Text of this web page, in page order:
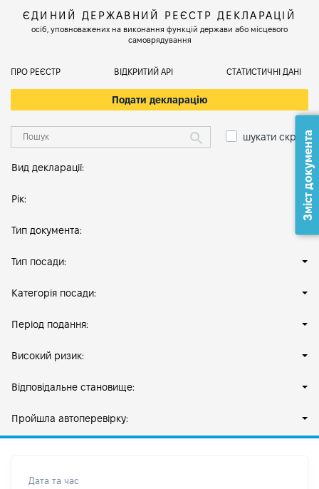
ЄДИНИЙ ДЕРЖАВНИЙ РЕЄСТР ДЕКЛАРАЦІЙ
осіб, уповноважених на виконання функцій держави або місцевого
самоврядування
ПРО РЕЄСТР ВІДКРИТИЙ АРІ СТАТИСТИЧНІ ДАНІ
Подати декларацію
шукати скрізь
Вид декларації:
Рік:
Тип документа:
Тип посади:
Категорія посади:
Період подання:
Високий ризик:
Відповідальне становище:
Пройшла автоперевірку:
Дата та час
Зміст документа